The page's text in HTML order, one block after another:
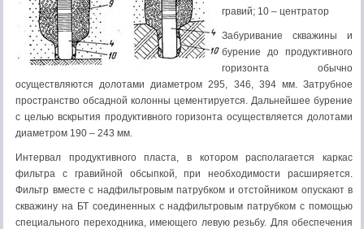
гравий; 10 – центратор
Забуривание скважины и
бурение до продуктивного
горизонта обычно
осуществляются долотами диаметром 295, 346, 394 мм. Затрубное
пространство обсадной колонны цементируется. Дальнейшее бурение
с целью вскрытия продуктивного горизонта осуществляется долотами
диаметром 190 – 243 мм.
Интервал продуктивного пласта, в котором располагается каркас
фильтра с гравийной обсыпкой, при необходимости расширяется.
Фильтр вместе с надфильтровым патрубком и отстойником опускают в
скважину на БТ соединенных с надфильтровым патрубком с помощью
специального переходника, имеющего левую резьбу. Для обеспечения